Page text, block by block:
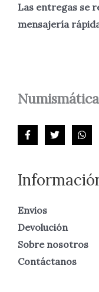
Las entregas se
mensajería
Numismática
Envios
Devolución
Sobre nosotros
Contáctanos